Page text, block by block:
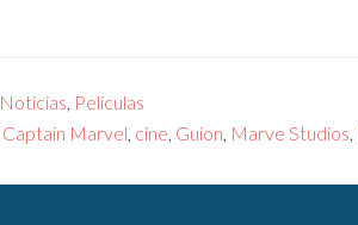
Noticias, Películas
Captain Marvel, cine, Guion, Marve Studios,